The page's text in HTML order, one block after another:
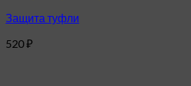
имеет
вариаций.
Защита туфли
520₽